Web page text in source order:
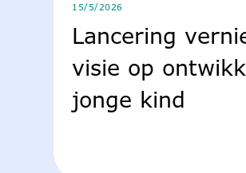
15/5/2026
Lancering
visie op
jonge kind